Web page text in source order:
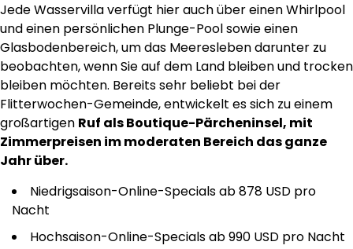
Jede Wasservilla verfügt hier auch über einen Whirlpool
und einen persönlichen Plunge-Pool sowie einen
Glasbodenbereich, um das Meeresleben darunter zu
beobachten, wenn Sie auf dem Land bleiben und trocken
bleiben möchten. Bereits sehr beliebt bei der
Flitterwochen-Gemeinde, entwickelt es sich zu einem
großartigen Ruf als Boutique-Pärcheninsel, mit
Zimmerpreisen im moderaten Bereich das ganze
Jahr über.
Niedrigsaison-Online-Specials ab 878 USD pro
Nacht
Hochsaison-Online-Specials ab 990 USD pro Nacht